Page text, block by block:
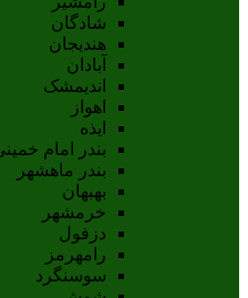
شادگان
هندیجان
آبادان
انديمشک
اهواز
ايذه
بندر امام خميني
بندر ماهشهر
بهبهان
خرمشهر
دزفول
رامهرمز
سوسنگرد